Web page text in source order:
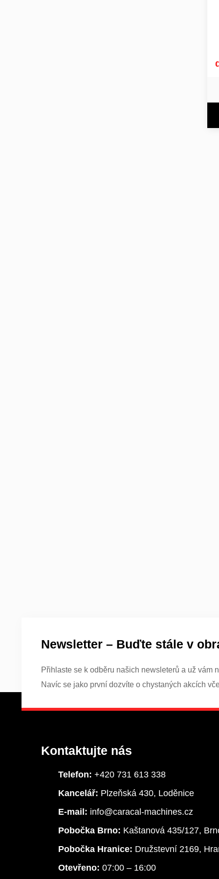
Newsletter – Buďte stále v
Přihlaste se k odběru našich newsleterů a už vám
Navíc se jako první dozvíte o chystaných akcích
Kontaktujte nás
Telefon: +420 731 613 338
Kancelář: Plzeňská 430, Loděnice
E-mail: info@caracal-machines.cz
Pobočka Brno: Kaštanová 435/127,
Pobočka Hranice: Družstevní 2169,
Otevřeno: 07:00 – 16:00